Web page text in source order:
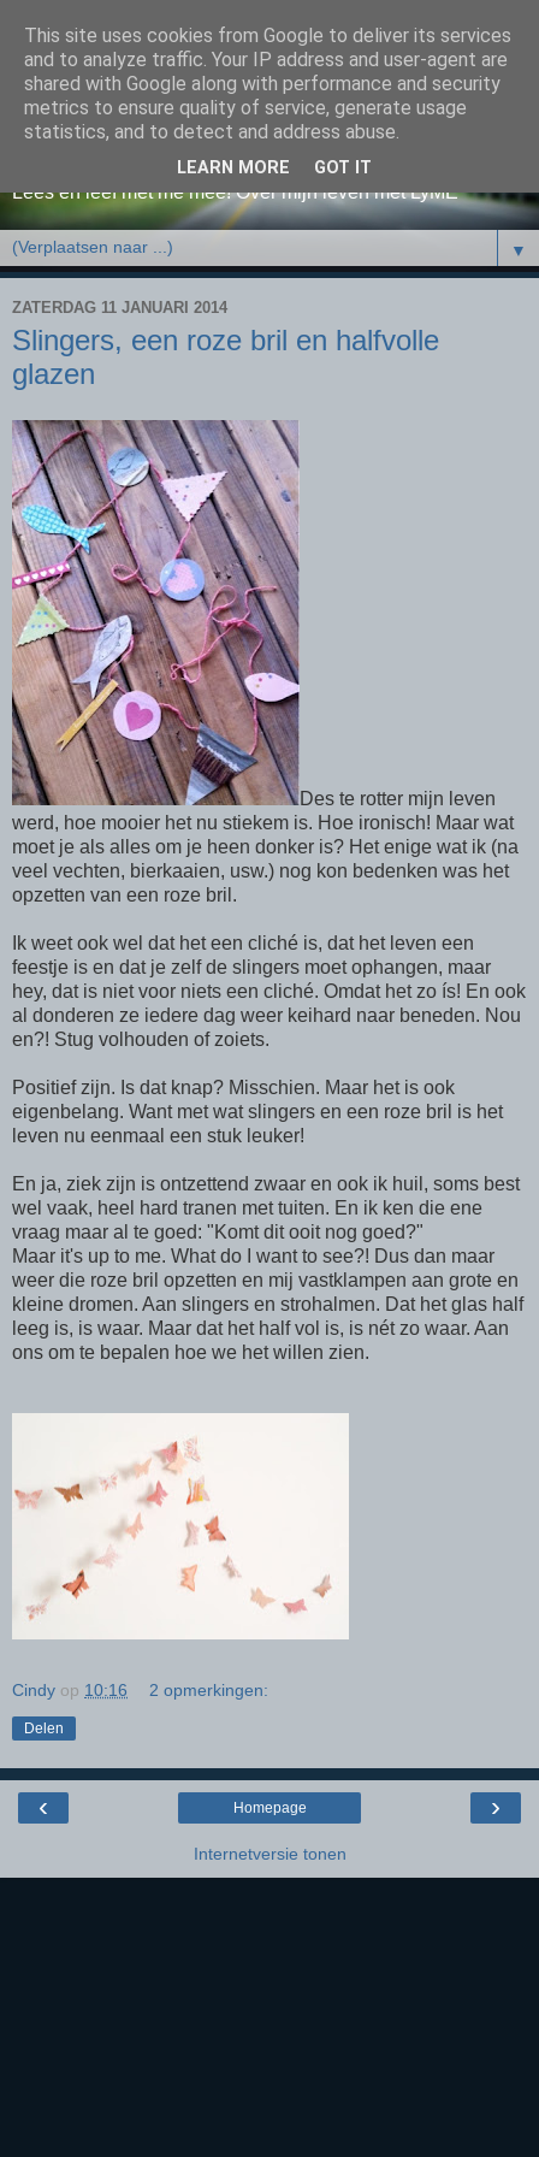
Happy!
Lees en leef met me mee! Over mijn leven met LyME
▼
ZATERDAG 11 JANUARI 2014
Slingers, een roze bril en halfvolle
glazen
Des te rotter mijn leven
werd, hoe mooier het nu stiekem is. Hoe ironisch! Maar wat
moet je als alles om je heen donker is? Het enige wat ik (na
veel vechten, bierkaaien, usw.) nog kon bedenken was het
opzetten van een roze bril.
Ik weet ook wel dat het een cliché is, dat het leven een
feestje is en dat je zelf de slingers moet ophangen, maar
hey, dat is niet voor niets een cliché. Omdat het zo ís! En ook
al donderen ze iedere dag weer keihard naar beneden. Nou
en?! Stug volhouden of zoiets.
Positief zijn. Is dat knap? Misschien. Maar het is ook
eigenbelang. Want met wat slingers en een roze bril is het
leven nu eenmaal een stuk leuker!
En ja, ziek zijn is ontzettend zwaar en ook ik huil, soms best
wel vaak, heel hard tranen met tuiten. En ik ken die ene
vraag maar al te goed: "Komt dit ooit nog goed?"
Maar it's up to me. What do I want to see?! Dus dan maar
weer die roze bril opzetten en mij vastklampen aan grote en
kleine dromen. Aan slingers en strohalmen. Dat het glas half
leeg is, is waar. Maar dat het half vol is, is nét zo waar. Aan
ons om te bepalen hoe we het willen zien.
Cindy op 10:16 2 opmerkingen:
Delen
‹ ›
Homepage
Internetversie tonen
This site uses cookies from Google to deliver its services
and to analyze traffic. Your IP address and user-agent are
shared with Google along with performance and security
metrics to ensure quality of service, generate usage
statistics, and to detect and address abuse.
LEARN MORE GOT IT